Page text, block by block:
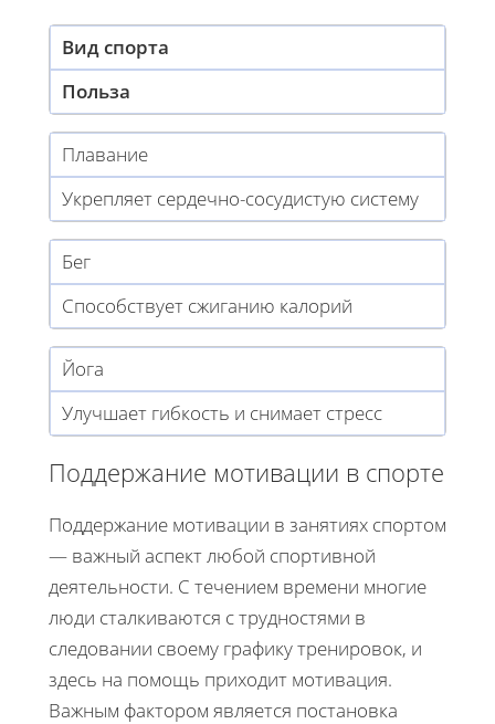
Вид спорта
Польза
Плавание
Укрепляет сердечно-сосудистую систему
Бег
Способствует сжиганию калорий
Йога
Улучшает гибкость и снимает стресс
Поддержание мотивации в спорте
Поддержание мотивации в занятиях спортом
— важный аспект любой спортивной
деятельности. С течением времени многие
люди сталкиваются с трудностями в
следовании своему графику тренировок, и
здесь на помощь приходит мотивация.
Важным фактором является постановка